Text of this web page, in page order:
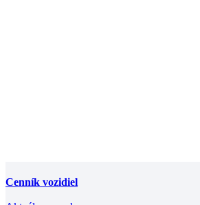
Cenník vozidiel